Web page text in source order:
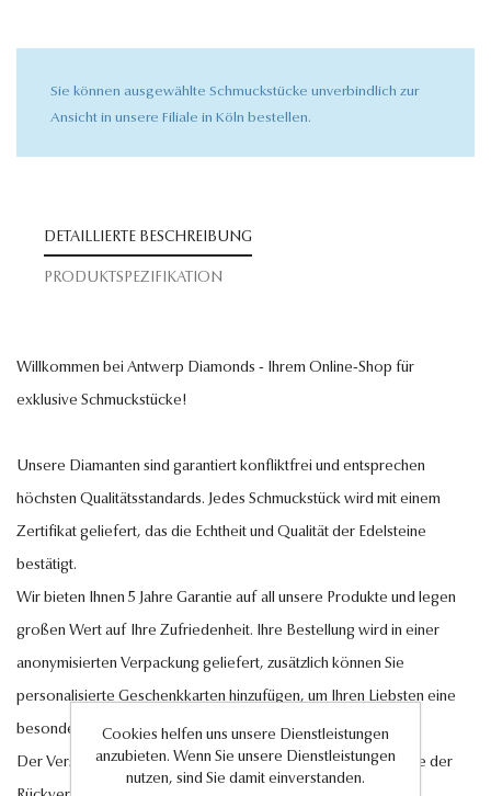
Sie können ausgewählte Schmuckstücke unverbindlich zur
Ansicht in unsere Filiale in Köln bestellen.
DETAILLIERTE BESCHREIBUNG
PRODUKTSPEZIFIKATION
Willkommen bei Antwerp Diamonds - Ihrem Online-Shop für
exklusive Schmuckstücke!
Unsere Diamanten sind garantiert konfliktfrei und entsprechen
höchsten Qualitätsstandards. Jedes Schmuckstück wird mit einem
Zertifikat geliefert, das die Echtheit und Qualität der Edelsteine
bestätigt.
Wir bieten Ihnen 5 Jahre Garantie auf all unsere Produkte und legen
großen Wert auf Ihre Zufriedenheit. Ihre Bestellung wird in einer
anonymisierten Verpackung geliefert, zusätzlich können Sie
personalisierte Geschenkkarten hinzufügen, um Ihren Liebsten eine
besondere Freude zu bereiten.
Der Versand innerhalb Deutschlands ist kostenlos, ebenso wie der
Cookies helfen uns unsere Dienstleistungen
anzubieten. Wenn Sie unsere Dienstleistungen
nutzen, sind Sie damit einverstanden.